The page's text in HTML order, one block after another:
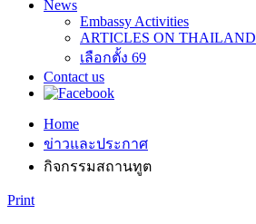
News
Embassy Activities
ARTICLES ON THAILAND
เลือกตั้ง 69
Contact us
Home
ข่าวและประกาศ
กิจกรรมสถานทูต
Print